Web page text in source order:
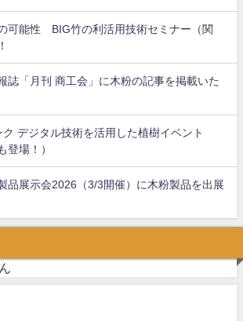
可能性 BIG竹の利活用技術セミナー（関
誌「月刊 商工会」に木粉の記事を掲載いた
デジタル技術を活用した植樹イベント
登場！）
品展示会2026（3/3開催）に木粉製品を出展